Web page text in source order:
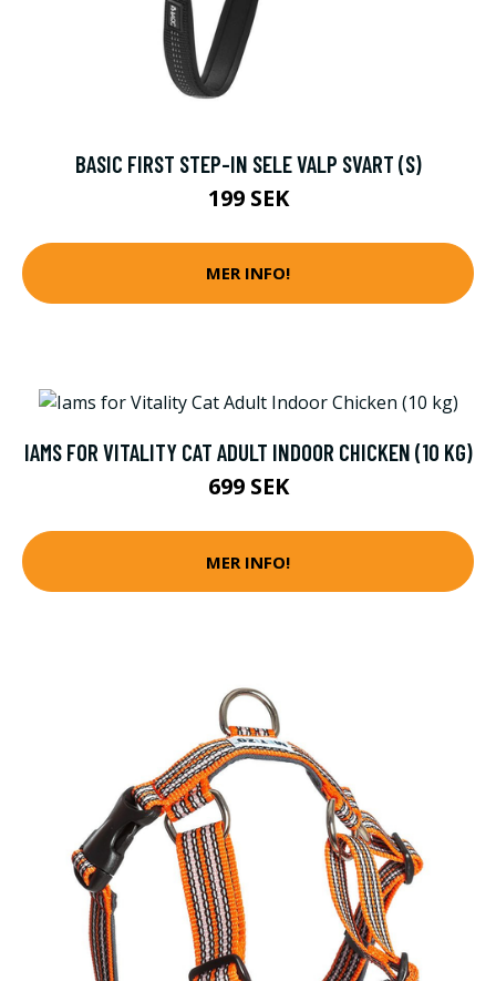
BASIC FIRST STEP-IN SELE VALP SVART (S)
199 SEK
MER INFO!
IAMS FOR VITALITY CAT ADULT INDOOR CHICKEN (10 KG)
699 SEK
MER INFO!